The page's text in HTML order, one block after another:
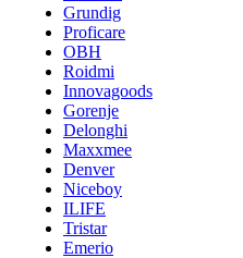
Grundig
Proficare
OBH
Roidmi
Innovagoods
Gorenje
Delonghi
Maxxmee
Denver
Niceboy
ILIFE
Tristar
Emerio